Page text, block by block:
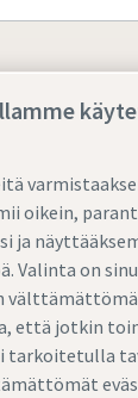
Saavutettavuus
oikein,
ja
Valinta on
että jotkin